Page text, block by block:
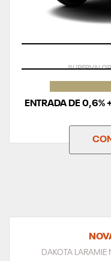
ENTRADA DE 0,6%
DAKOTA